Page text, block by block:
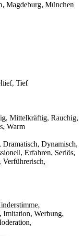
Magdeburg, München
Tief
Mittelkräftig, Rauchig,
Warm
Dynamisch,
Erfahren, Seriös,
Verführerisch,
Imitation, Werbung,